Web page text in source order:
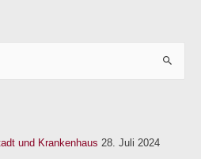
und Krankenhaus 28. Juli 2024